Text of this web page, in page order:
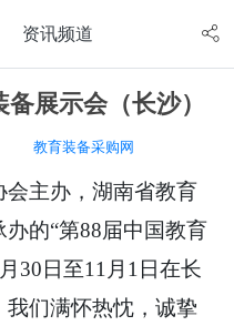
资讯频道
展示会（长沙）
教育装备采购网
主办，湖南省教育
的“第88届中国教育
30日至11月1日在长
们满怀热忱，诚挚